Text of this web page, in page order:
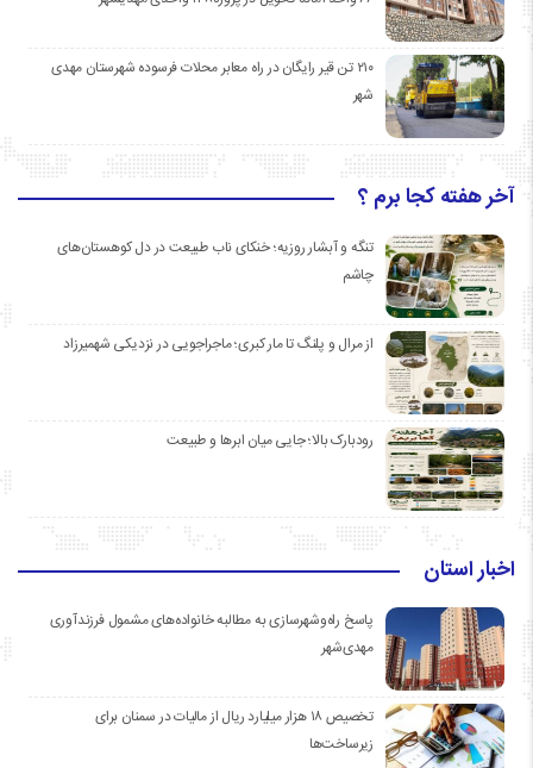
۲۱۰ تن قیر رایگان در راه معابر محلات فرسوده شهرستان مهدی
شهر
آخر هفته کجا برم ؟
تنگه و آبشار روزیه؛ خنکای ناب طبیعت در دل کوهستان‌های
چاشم
از مرال و پلنگ تا مار کبری؛ ماجراجویی در نزدیکی شهمیرزاد
رودبارک بالا؛ جایی میان ابرها و طبیعت
اخبار استان
پاسخ راه‌وشهرسازی به مطالبه خانواده‌های مشمول فرزندآوری
مهدی‌شهر
تخصیص ۱۸ هزار میلیارد ریال از مالیات در سمنان برای
زیرساخت‌ها